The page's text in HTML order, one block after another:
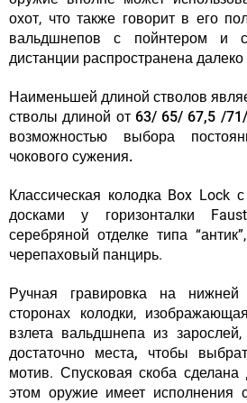
охот, что также говорит в его
вальдшнепов с пойнтером и
дистанции распространена
Наименьшей длиной стволов
стволы длиной от 63/ 65/ 67,5 /
возможностью выбора
чокового сужения.
Классическая колодка Box Lock
досками у горизонталки
серебряной отделке типа
черепаховый панцирь.
Ручная гравировкана нижней
сторонах колодки,
взлета вальдшнепа из зарослей,
достаточно места, чтобы
мотив. Спусковая скоба
этом оружие имеет